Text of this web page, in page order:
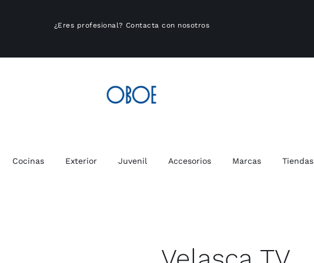
¿Eres profesional? Contacta con nosotros
Cocinas Exterior Juvenil Accesorios Marcas Tiendas